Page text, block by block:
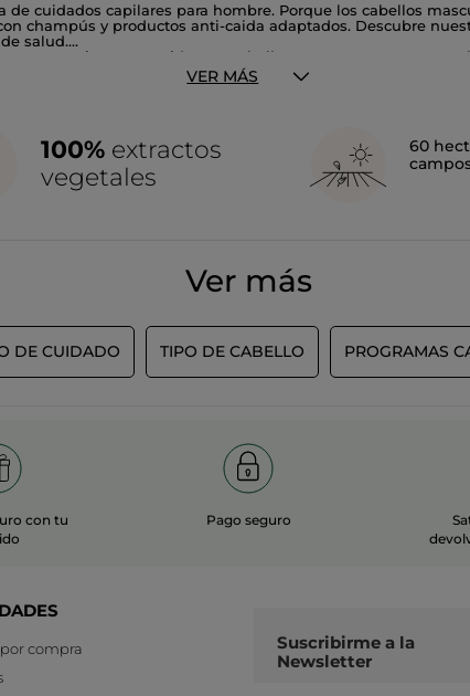
de cuidados capilares para hombre. Porque los cabellos
champús y productos anti-caida adaptados. Descubre
salud.
que necesitas para cuidar tus cabellos y mantener tu cuero
VER MÁS
100% extractos
vegetales
60
Ver más
DE CUIDADO TIPO DE CABELLO PROGRAMAS
con tu
Pago seguro
compra
Suscribirme a la
Newsletter